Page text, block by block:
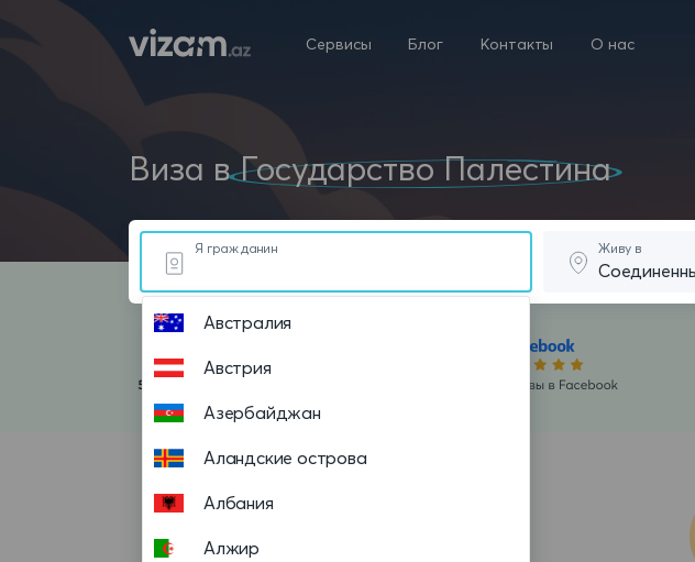
Сервисы Блог Контакты О нас
Виза вГосударство Палестина
Австралия
Австрия
Азербайджан
Аландские острова
Албания
Алжир
Я гражданин Живу в